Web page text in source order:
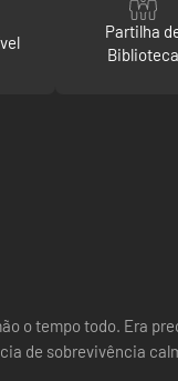
Partilha
Biblioteca
o tempo todo. Era
de sobrevivência